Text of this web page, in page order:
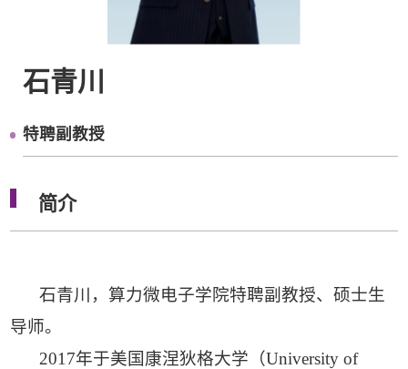
石青川
特聘副教授
简介
石青川，算力微电子学院特聘副教授、硕士生
导师。
2017年于美国康涅狄格大学（University of